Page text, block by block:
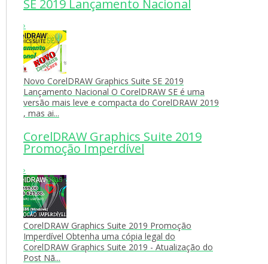
SE 2019 Lançamento Nacional
›
Novo CorelDRAW Graphics Suite SE 2019
Lançamento Nacional O CorelDRAW SE é uma
versão mais leve e compacta do CorelDRAW 2019
, mas ai...
CorelDRAW Graphics Suite 2019
Promoção Imperdível
›
CorelDRAW Graphics Suite 2019 Promoção
Imperdível Obtenha uma cópia legal do
CorelDRAW Graphics Suite 2019 - Atualização do
Post Nã...